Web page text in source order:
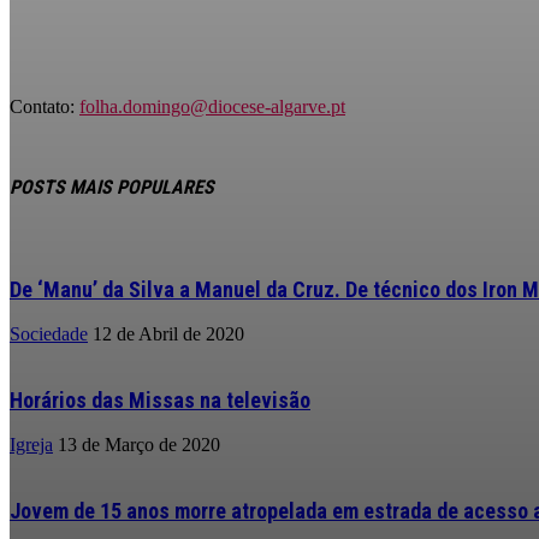
Contato: folha.domingo@diocese-algarve.pt
POSTS MAIS POPULARES
De ‘Manu’ da Silva a Manuel da Cruz. De técnico dos Iron
Sociedade 12 de Abril de 2020
Horários das Missas na televisão
Igreja 13 de Março de 2020
Jovem de 15 anos morre atropelada em estrada de acesso